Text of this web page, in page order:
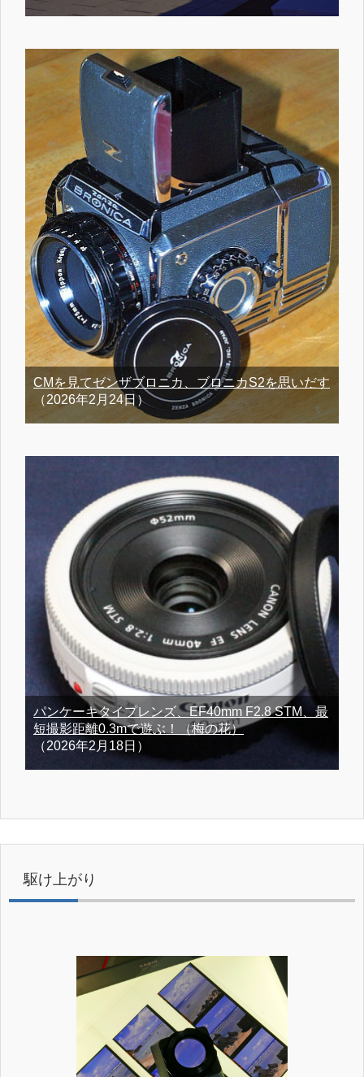
CMを見てゼンザブロニカ、ブロニカS2を思いだす
（2026年2月24日）
パンケーキタイプレンズ、EF40mm F2.8 STM、最
短撮影距離0.3mで遊ぶ！（梅の花）
（2026年2月18日）
駆け上がり